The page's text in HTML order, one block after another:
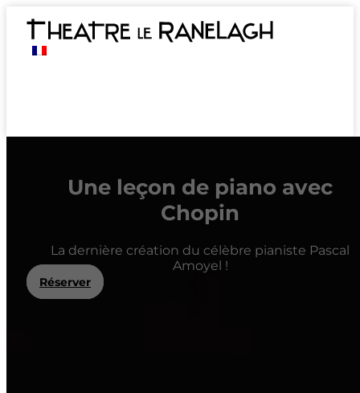
Une leçon de piano avec
Chopin
La dernière création du célèbre pianiste Pascal
Amoyel !
Réserver